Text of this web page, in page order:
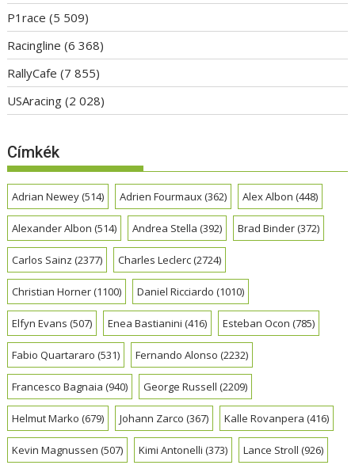
P1race (5 509)
Racingline (6 368)
RallyCafe (7 855)
USAracing (2 028)
Címkék
Adrian Newey(514) Adrien Fourmaux(362) Alex Albon (448)
Alexander Albon (514) Andrea Stella (392) Brad Binder(372)
Carlos Sainz (2377) Charles Leclerc(2724)
Christian Horner(1100) Daniel Ricciardo (1010)
Elfyn Evans (507) Enea Bastianini (416) Esteban Ocon (785)
Fabio Quartararo (531) Fernando Alonso (2232)
Francesco Bagnaia (940) George Russell (2209)
Helmut Marko (679) Johann Zarco (367) Kalle Rovanpera (416)
Kevin Magnussen (507) Kimi Antonelli (373) Lance Stroll (926)